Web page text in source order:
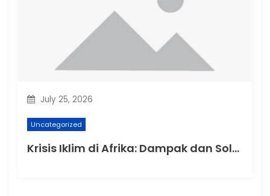
July 25, 2026
Uncategorized
Krisis Iklim di Afrika: Dampak dan Solusi